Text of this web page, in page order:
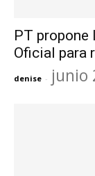
PT propone
Oficial para
denise - junio